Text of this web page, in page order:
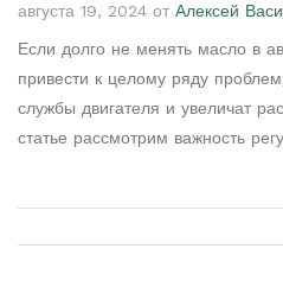
августа 19, 2024 от Алексей
Если долго не менять масло в
привести к целому ряду
службы двигателя и увеличат
статье рассмотрим важность